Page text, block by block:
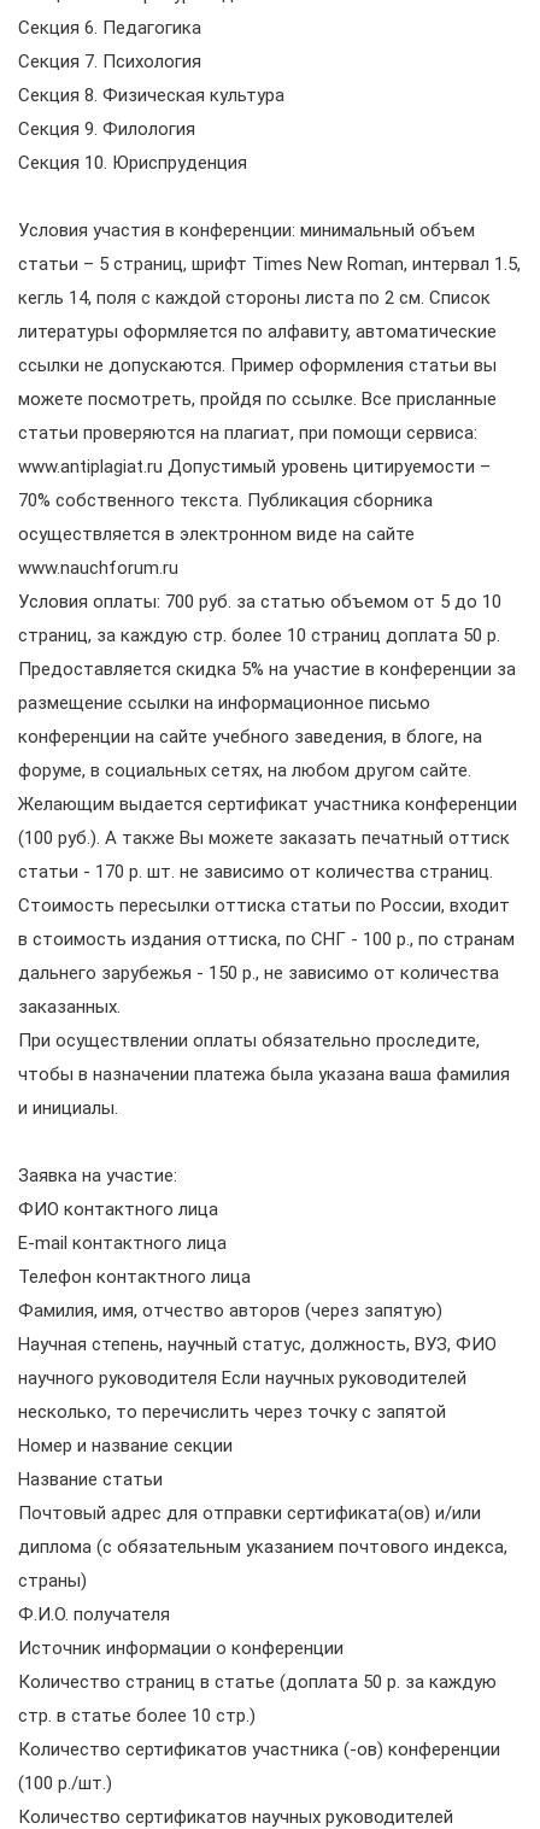
Секция 6. Педагогика
Секция 7. Психология
Секция 8. Физическая культура
Секция 9. Филология
Секция 10. Юриспруденция
Условия участия в конференции: минимальный объем
статьи – 5 страниц, шрифт Times New Roman, интервал 1.5,
кегль 14, поля с каждой стороны листа по 2 см. Список
литературы оформляется по алфавиту, автоматические
ссылки не допускаются. Пример оформления статьи вы
можете посмотреть, пройдя по ссылке. Все присланные
статьи проверяются на плагиат, при помощи сервиса:
www.antiplagiat.ru Допустимый уровень цитируемости –
70% собственного текста. Публикация сборника
осуществляется в электронном виде на сайте
www.nauchforum.ru
Условия оплаты: 700 руб. за статью объемом от 5 до 10
страниц, за каждую стр. более 10 страниц доплата 50 р.
Предоставляется скидка 5% на участие в конференции за
размещение ссылки на информационное письмо
конференции на сайте учебного заведения, в блоге, на
форуме, в социальных сетях, на любом другом сайте.
Желающим выдается сертификат участника конференции
(100 руб.). А также Вы можете заказать печатный оттиск
статьи - 170 р. шт. не зависимо от количества страниц.
Стоимость пересылки оттиска статьи по России, входит
в стоимость издания оттиска, по СНГ - 100 р., по странам
дальнего зарубежья - 150 р., не зависимо от количества
заказанных.
При осуществлении оплаты обязательно проследите,
чтобы в назначении платежа была указана ваша фамилия
и инициалы.
Заявка на участие:
ФИО контактного лица
E-mail контактного лица
Телефон контактного лица
Фамилия, имя, отчество авторов (через запятую)
Научная степень, научный статус, должность, ВУЗ, ФИО
научного руководителя Если научных руководителей
несколько, то перечислить через точку с запятой
Номер и название секции
Название статьи
Почтовый адрес для отправки сертификата(ов) и/или
диплома (с обязательным указанием почтового индекса,
страны)
Ф.И.О. получателя
Источник информации о конференции
Количество страниц в статье (доплата 50 р. за каждую
стр. в статье более 10 стр.)
Количество сертификатов участника (-ов) конференции
(100 р./шт.)
Количество сертификатов научных руководителей